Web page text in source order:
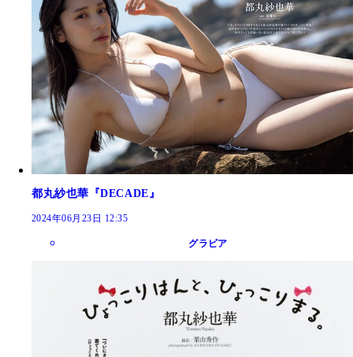
都丸紗也華『DECADE』
2024年06月23日 12:35
グラビア